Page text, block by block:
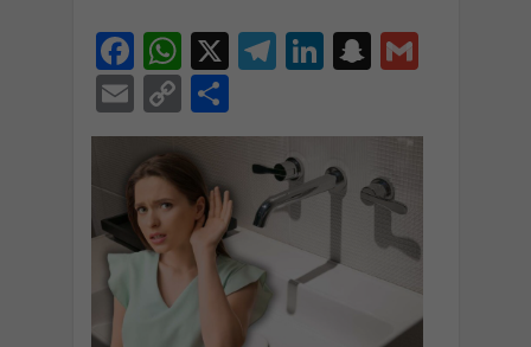
F
ac
e
b
o
o
W
h
at
s
A
p
p
X T
e
gr
a
m
Li
k
e
dI
S
a
p
c
h
at
G
ai
E
m
ai
l
C
o
p
y
Li
n
k
C
o
di
vi
di